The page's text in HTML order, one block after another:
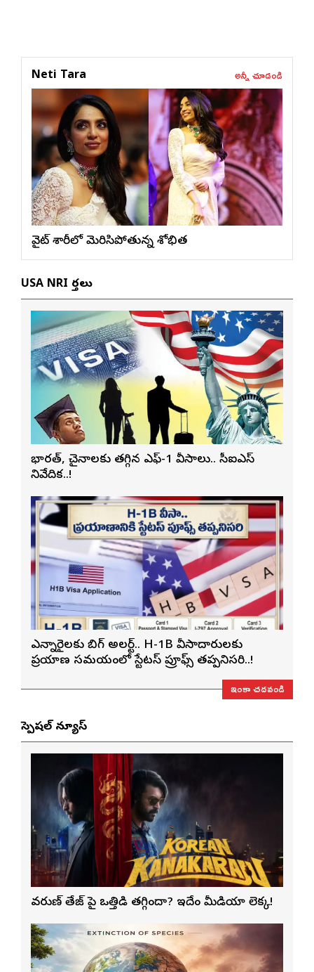
Neti Tara అన్నీ చూడండి
వైట్ శారీలో మెరిసిపోతున్న శోభిత
USA NRI వార్తలు
భారత్, చైనాలకు తగ్గిన ఎఫ్-1 వీసాలు.. సీఐఎస్
నివేదిక..!
ఎన్నారైలకు బిగ్ అలర్ట్.. H-1B వీసాదారులకు
ప్రయాణ సమయంలో స్టేటస్ ప్రూఫ్స్ తప్పనిసరి..!
ఇంకా చదవండి
స్పెషల్ న్యూస్
వరుణ్ తేజ్‌ పై ఒత్తిడి తగ్గిందా? ఇదేం మీడియా లెక్క!